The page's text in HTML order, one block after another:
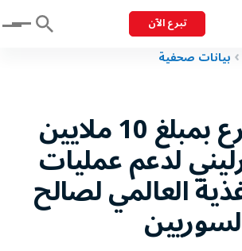
تبرع الآن Menu
بيانات صحفية
ألمانيا تتبرع بمبلغ 10 ملايين
لدعم عمليات
العالمي لصالح